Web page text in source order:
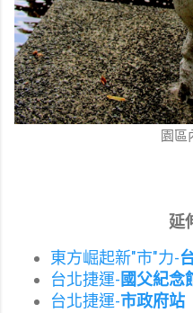
園區
延
東方崛起新"市"力-
台北捷運-國父紀念
台北捷運-市政府站